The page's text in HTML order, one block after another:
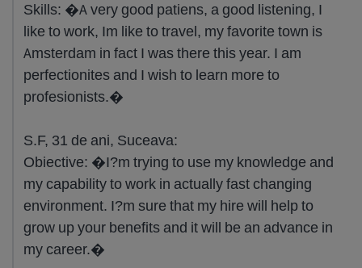
Skills: �A very good patiens, a good listening, I
like to work, Im like to travel, my favorite town is
Amsterdam in fact I was there this year. I am
perfectionites and I wish to learn more to
profesionists.�
S.F, 31 de ani, Suceava:
Obiective: �I?m trying to use my knowledge and
my capability to work in actually fast changing
environment. I?m sure that my hire will help to
grow up your benefits and it will be an advance in
my career.�